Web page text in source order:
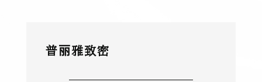
普丽雅致密